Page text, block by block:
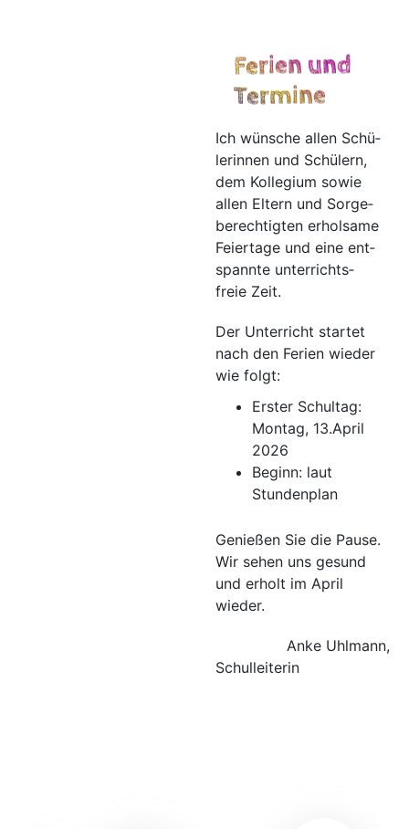
Ferien und
Termine
Ich wün­sche allen Schü­
le­rin­nen und Schü­lern,
dem Kol­le­gi­um sowie
allen Eltern und Sor­ge­
be­rech­tig­ten erhol­sa­me
Fei­er­ta­ge und eine ent­
spann­te unter­richts­
freie Zeit.
Der Unter­richt star­tet
nach den Feri­en wie­der
wie folgt:
Ers­ter Schul­tag:
Mon­tag, 13.April
2026
Beginn: laut
Stundenplan
Genie­ßen Sie die Pau­se.
Wir sehen uns gesund
und erholt im April
wieder.
Anke Uhl­mann,
Schulleiterin